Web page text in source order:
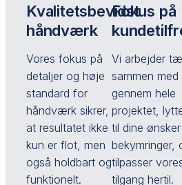
Kvalitetsbevidst
håndværk
Vores fokus på
detaljer og høje
standard for
håndværk sikrer,
at resultatet ikke
kun er flot, men
også holdbart og
funktionelt.
Fokus på
Vi arbejder
sammen med
gennem hele
projektet,
til dine
bekymringer,
tilpasser
tilgang hertil.